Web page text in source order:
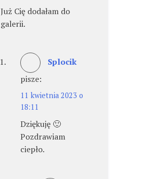
Już Cię dodałam do
galerii.
Splocik
pisze:
11 kwietnia 2023 o
18:11
Dziękuję 🙂
Pozdrawiam
ciepło.